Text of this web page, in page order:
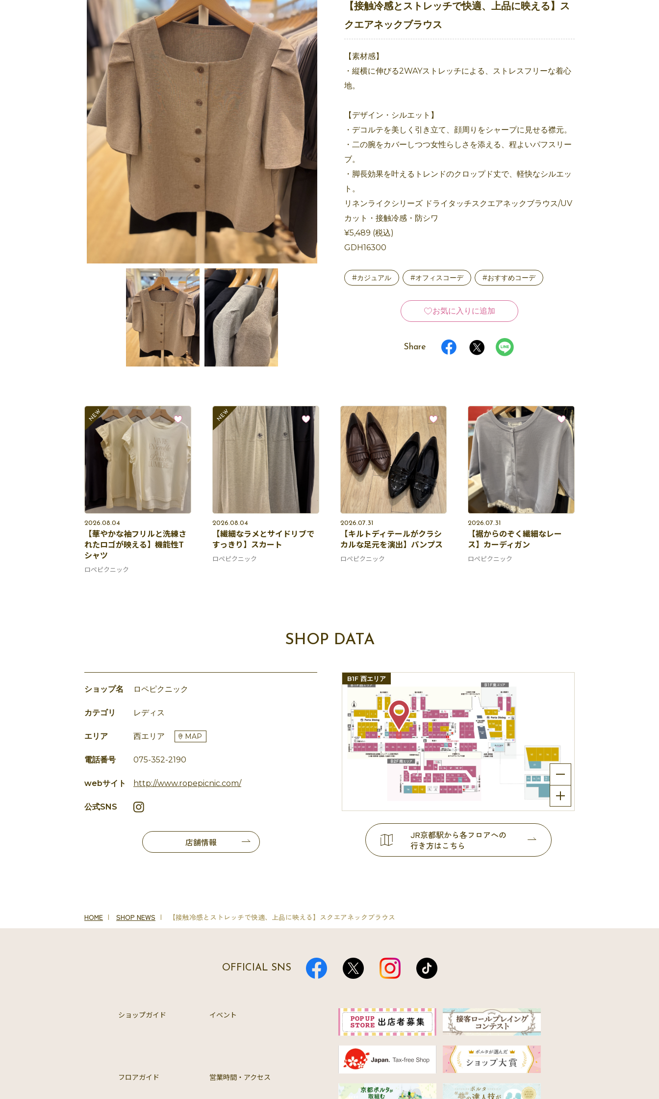
【接触冷感とストレッチで快適、上品に映える】ス
クエアネックブラウス
【素材感】
・縦横に伸びる2WAYストレッチによる、ストレスフリーな着心
地。
【デザイン・シルエット】
・デコルテを美しく引き立て、顔周りをシャープに見せる襟元。
・二の腕をカバーしつつ女性らしさを添える、程よいパフスリー
ブ。
・脚長効果を叶えるトレンドのクロップド丈で、軽快なシルエッ
ト。
リネンライクシリーズ ドライタッチスクエアネックブラウス/UV
カット・接触冷感・防シワ
¥5,489 (税込)
GDH16300
#カジュアル #オフィスコーデ #おすすめコーデ
お気に入りに追加
Share
2026.08.04
【華やかな袖フリルと洗練さ
れたロゴが映える】機能性T
シャツ
ロペピクニック
2026.08.04
【繊細なラメとサイドリブで
すっきり】スカート
ロペピクニック
2026.07.31
【キルトディテールがクラシ
カルな足元を演出】パンプス
ロペピクニック
2026.07.31
【裾からのぞく繊細なレー
ス】カーディガン
ロペピクニック
SHOP DATA
ショップ名 ロペピクニック
カテゴリ レディス
エリア 西エリア MAP
電話番号 075-352-2190
webサイト http://www.ropepicnic.com/
公式SNS
店舗情報
B1F 西エリア
JR京都駅から各フロアへの
行き方はこちら
HOME SHOP NEWS 【接触冷感とストレッチで快適、上品に映える】スクエアネックブラウス
OFFICIAL SNS
ショップガイド イベント
フロアガイド 営業時間・アクセス